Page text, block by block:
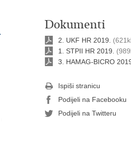
Dokumenti
2. UKF HR 2019.
1. STPII HR 2019.
3. HAMAG-BICRO
Ispiši stranicu
Podijeli na Facebooku
Podijeli na Twitteru